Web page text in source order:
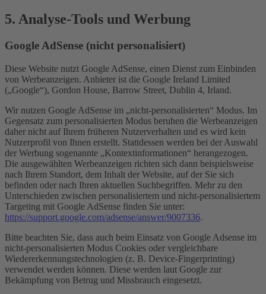
5. Analyse-Tools und Werbung
Google AdSense (nicht personalisiert)
Diese Website nutzt Google AdSense, einen Dienst zum Einbinden
von Werbeanzeigen. Anbieter ist die Google Ireland Limited
(„Google“), Gordon House, Barrow Street, Dublin 4, Irland.
Wir nutzen Google AdSense im „nicht-personalisierten“ Modus. Im
Gegensatz zum personalisierten Modus beruhen die Werbeanzeigen
daher nicht auf Ihrem früheren Nutzerverhalten und es wird kein
Nutzerprofil von Ihnen erstellt. Stattdessen werden bei der Auswahl
der Werbung sogenannte „Kontextinformationen“ herangezogen.
Die ausgewählten Werbeanzeigen richten sich dann beispielsweise
nach Ihrem Standort, dem Inhalt der Website, auf der Sie sich
befinden oder nach Ihren aktuellen Suchbegriffen. Mehr zu den
Unterschieden zwischen personalisiertem und nicht-personalisiertem
Targeting mit Google AdSense finden Sie unter:
https://support.google.com/adsense/answer/9007336.
Bitte beachten Sie, dass auch beim Einsatz von Google Adsense im
nicht-personalisierten Modus Cookies oder vergleichbare
Wiedererkennungstechnologien (z. B. Device-Fingerprinting)
verwendet werden können. Diese werden laut Google zur
Bekämpfung von Betrug und Missbrauch eingesetzt.